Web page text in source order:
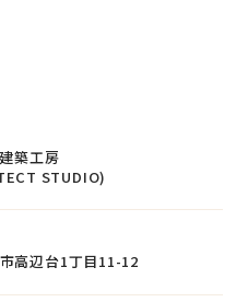
築工房
STUDIO)
高辺台1丁目11-12